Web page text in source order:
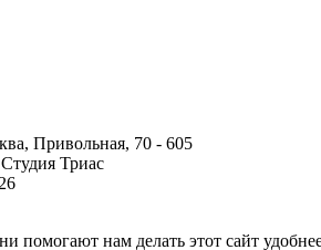
Привольная, 70 - 605
Триас
нам делать этот сайт